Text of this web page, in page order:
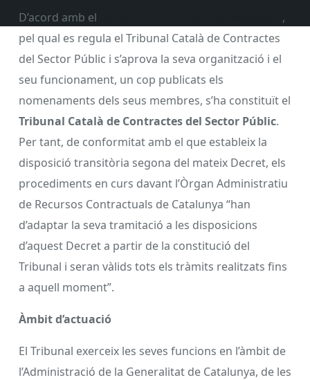
D’acord amb el
,
pel qual es regula el Tribunal Català de Contractes
del Sector Públic i s’aprova la seva organització i el
seu funcionament, un cop publicats els
nomenaments dels seus membres, s’ha constituït el
Tribunal Català de Contractes del Sector Públic.
Per tant, de conformitat amb el que estableix la
disposició transitòria segona del mateix Decret, els
procediments en curs davant l’Òrgan Administratiu
de Recursos Contractuals de Catalunya “han
d’adaptar la seva tramitació a les disposicions
d’aquest Decret a partir de la constitució del
Tribunal i seran vàlids tots els tràmits realitzats fins
a aquell moment”.
Àmbit d’actuació
El Tribunal exerceix les seves funcions en l’àmbit de
l’Administració de la Generalitat de Catalunya, de les